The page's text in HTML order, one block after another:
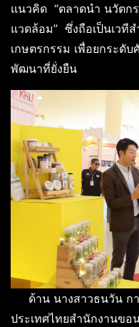
แนวคิด “ตลาดนำ นวัตกร
แวดล้อม” ซึ่งถือเป็นเวที
เกษตรกรรม เพื่อยกระดั
พัฒนาที่ยั่งยืน
ด้าน นางสาวธนวัน กา
ประเทศไทยสำนักงานขอ